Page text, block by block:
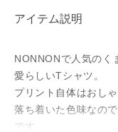
アイテム説明
NONNONで人気のく
愛らしいTシャツ。
プリント自体はおし
落ち着いた色味なの
です。